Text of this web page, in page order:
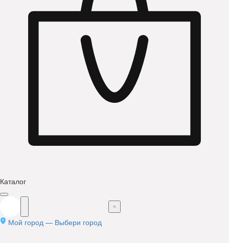
Каталог
Мой город — Выбери город